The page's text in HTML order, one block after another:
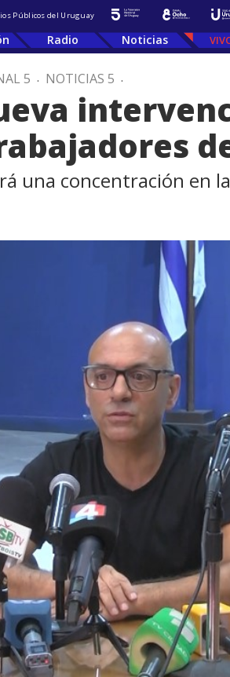
Públicos del Uruguay
Radio Noticias
5 . NOTICIAS 5 .
una concentración en